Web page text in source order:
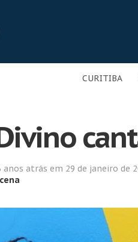
CURITIBA
anos atrás em 29 de janeiro de